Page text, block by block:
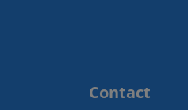
Contact